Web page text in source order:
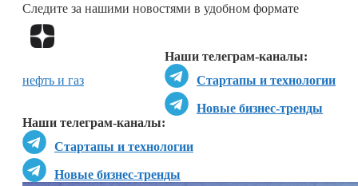
Следите за нашими новостями в удобном формате
Наши телеграм-каналы:
Стартапы и технологии
Новые бизнес-тренды
Наши телеграм-каналы:
Стартапы и технологии
Новые бизнес-тренды
нефть и газ